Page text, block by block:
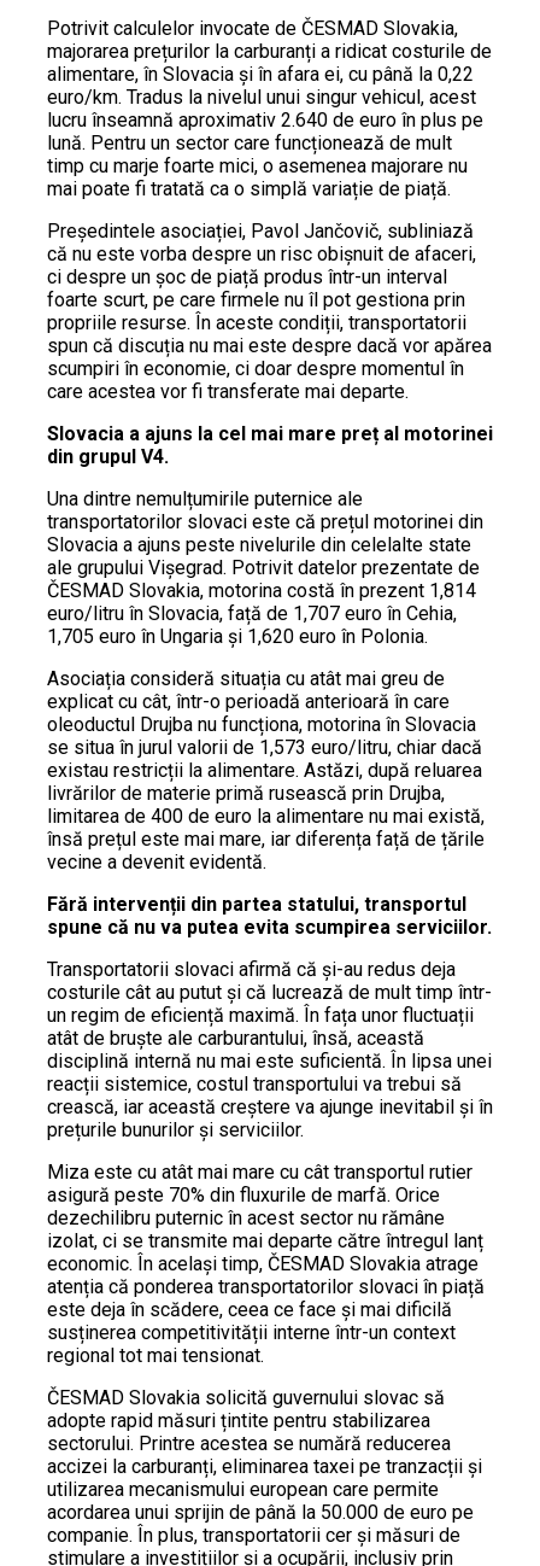
Potrivit calculelor invocate de ČESMAD Slovakia,
majorarea prețurilor la carburanți a ridicat costurile de
alimentare, în Slovacia și în afara ei, cu până la 0,22
euro/km. Tradus la nivelul unui singur vehicul, acest
lucru înseamnă aproximativ 2.640 de euro în plus pe
lună. Pentru un sector care funcționează de mult
timp cu marje foarte mici, o asemenea majorare nu
mai poate fi tratată ca o simplă variație de piață.
Președintele asociației, Pavol Jančovič, subliniază
că nu este vorba despre un risc obișnuit de afaceri,
ci despre un șoc de piață produs într-un interval
foarte scurt, pe care firmele nu îl pot gestiona prin
propriile resurse. În aceste condiții, transportatorii
spun că discuția nu mai este despre dacă vor apărea
scumpiri în economie, ci doar despre momentul în
care acestea vor fi transferate mai departe.
Slovacia a ajuns la cel mai mare preț al motorinei
din grupul V4.
Una dintre nemulțumirile puternice ale
transportatorilor slovaci este că prețul motorinei din
Slovacia a ajuns peste nivelurile din celelalte state
ale grupului Vișegrad. Potrivit datelor prezentate de
ČESMAD Slovakia, motorina costă în prezent 1,814
euro/litru în Slovacia, față de 1,707 euro în Cehia,
1,705 euro în Ungaria și 1,620 euro în Polonia.
Asociația consideră situația cu atât mai greu de
explicat cu cât, într-o perioadă anterioară în care
oleoductul Drujba nu funcționa, motorina în Slovacia
se situa în jurul valorii de 1,573 euro/litru, chiar dacă
existau restricții la alimentare. Astăzi, după reluarea
livrărilor de materie primă rusească prin Drujba,
limitarea de 400 de euro la alimentare nu mai există,
însă prețul este mai mare, iar diferența față de țările
vecine a devenit evidentă.
Fără intervenții din partea statului, transportul
spune că nu va putea evita scumpirea serviciilor.
Transportatorii slovaci afirmă că și-au redus deja
costurile cât au putut și că lucrează de mult timp într-
un regim de eficiență maximă. În fața unor fluctuații
atât de bruște ale carburantului, însă, această
disciplină internă nu mai este suficientă. În lipsa unei
reacții sistemice, costul transportului va trebui să
crească, iar această creștere va ajunge inevitabil și în
prețurile bunurilor și serviciilor.
Miza este cu atât mai mare cu cât transportul rutier
asigură peste 70% din fluxurile de marfă. Orice
dezechilibru puternic în acest sector nu rămâne
izolat, ci se transmite mai departe către întregul lanț
economic. În același timp, ČESMAD Slovakia atrage
atenția că ponderea transportatorilor slovaci în piață
este deja în scădere, ceea ce face și mai dificilă
susținerea competitivității interne într-un context
regional tot mai tensionat.
ČESMAD Slovakia solicită guvernului slovac să
adopte rapid măsuri țintite pentru stabilizarea
sectorului. Printre acestea se numără reducerea
accizei la carburanți, eliminarea taxei pe tranzacții și
utilizarea mecanismului european care permite
acordarea unui sprijin de până la 50.000 de euro pe
companie. În plus, transportatorii cer și măsuri de
stimulare a investițiilor și a ocupării, inclusiv prin